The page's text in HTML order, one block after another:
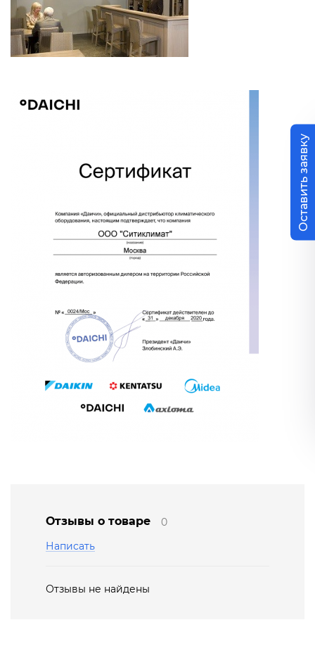
Отзывы о товаре
0
Написать
Отзывы не найдены
Оставить заявку